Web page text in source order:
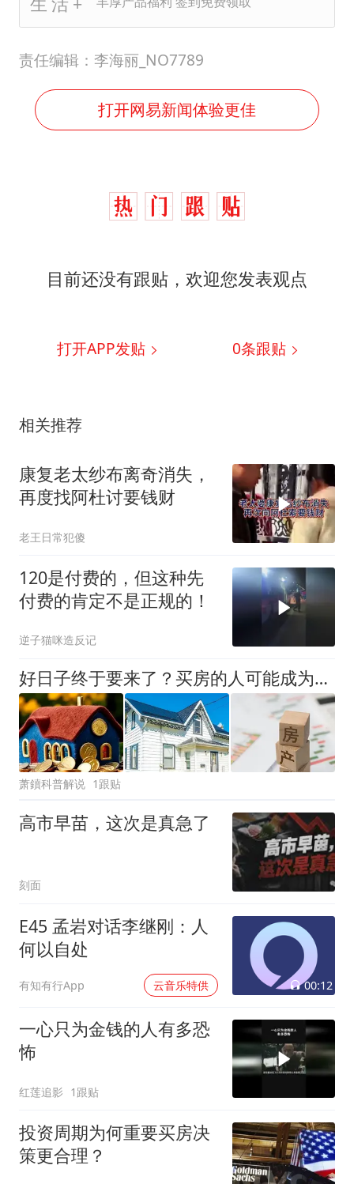
责任编辑：李海丽_NO7789
打开网易新闻体验更佳
目前还没有跟贴，欢迎您发表观点
打开APP发贴 0条跟贴
相关推荐
康复老太纱布离奇消失，
再度找阿杜讨要钱财
老王日常犯傻
120是付费的，但这种先
付费的肯定不是正规的！
逆子猫咪造反记
好日子终于要来了？买房的人可能成为人生赢家，唱衰的人会哭吗
萧鑟科普解说 1跟贴
高市早苗，这次是真急了
刻面
E45 孟岩对话李继刚：人
何以自处
有知有行App 云音乐特供 00:12
一心只为金钱的人有多恐
怖
红莲追影 1跟贴
投资周期为何重要买房决
策更合理？